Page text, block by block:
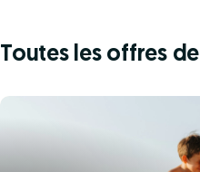
Toutes les offres